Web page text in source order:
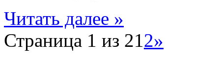
Читать далее »
Страница 1 из 212»